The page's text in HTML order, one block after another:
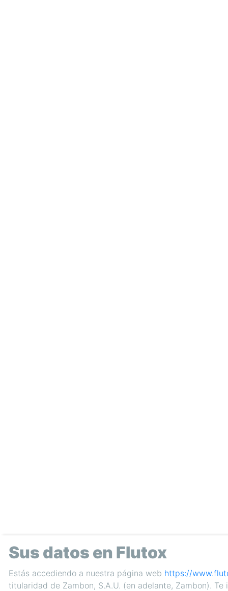
Sus datos en Flutox
Estás accediendo a nuestra página web https://
titularidad de Zambon, S.A.U. (en adelante, Zambon).